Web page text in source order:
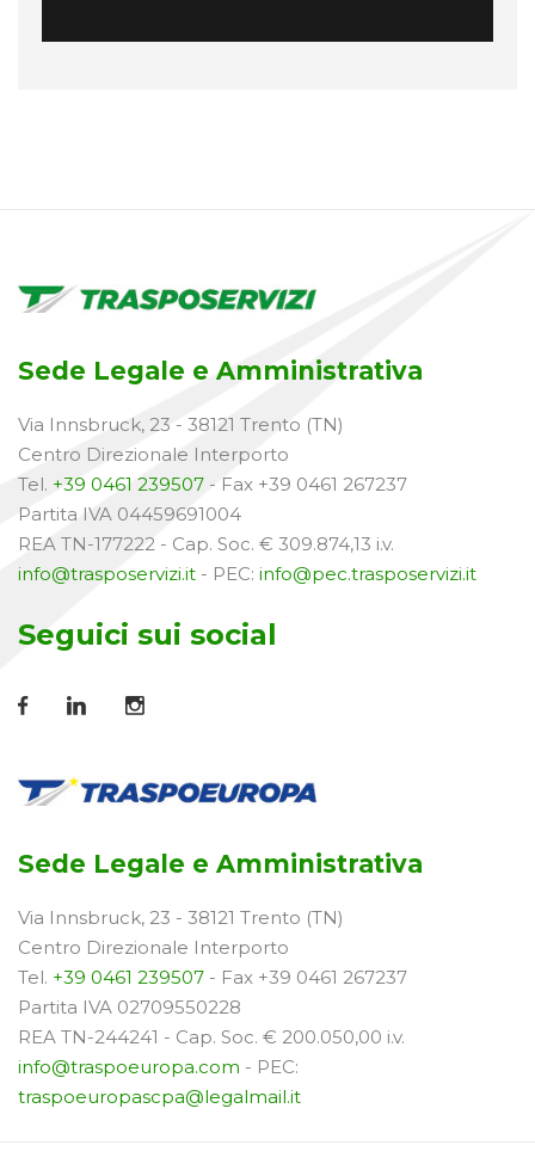
Sede Legale e Amministrativa
Via Innsbruck, 23 - 38121 Trento (TN)
Centro Direzionale Interporto
Tel. +39 0461 239507 - Fax +39 0461 267237
Partita IVA 04459691004
REA TN-177222 - Cap. Soc. € 309.874,13 i.v.
info@trasposervizi.it - PEC: info@pec.trasposervizi.it
Seguici sui social
Sede Legale e Amministrativa
Via Innsbruck, 23 - 38121 Trento (TN)
Centro Direzionale Interporto
Tel. +39 0461 239507 - Fax +39 0461 267237
Partita IVA 02709550228
REA TN-244241 - Cap. Soc. € 200.050,00 i.v.
info@traspoeuropa.com - PEC:
traspoeuropascpa@legalmail.it